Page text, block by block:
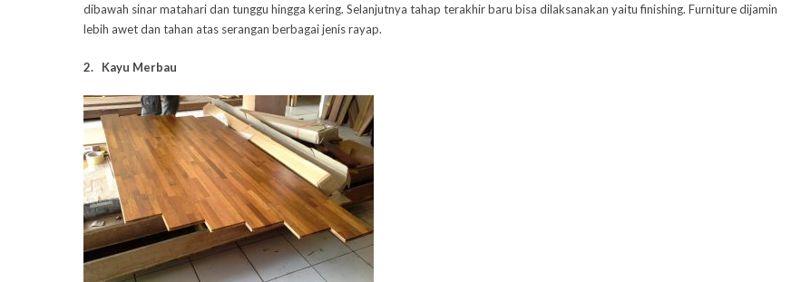
dibawah sinar matahari dan tunggu hingga kering. Selanjutnya tahap terakhir baru bisa dilaksanakan yaitu finishing. Furniture dijamin
lebih awet dan tahan atas serangan berbagai jenis rayap.
2. Kayu Merbau